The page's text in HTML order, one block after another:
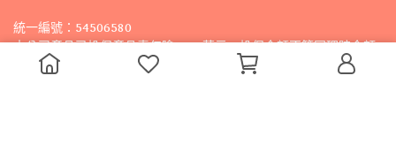
統一編號：54506580
本公司產品已投保產品責任險1000萬元，投保金額不等同理賠金額